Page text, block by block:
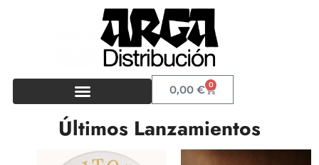
0,00€ 0
Últimos Lanzamientos